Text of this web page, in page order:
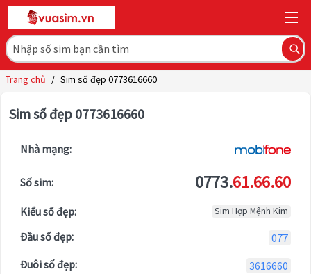
Trang chủ / Sim số đẹp 0773616660
Sim số đẹp 0773616660
Nhà mạng:
Số sim: 0773.61.66.60
Kiểu số đẹp: Sim Hợp Mệnh Kim
Đầu số đẹp:
077
Đuôi số đẹp:
3616660